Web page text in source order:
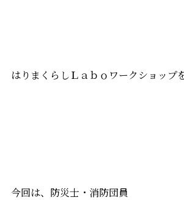
はりまくらしＬａｂｏワークショップ
今回は、防災士・消防団員